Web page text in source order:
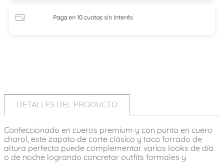
Paga en 10 cuotassin interés
DETALLES DEL PRODUCTO
Confeccionado en cueros premium y con punta en cuero
charol, este zapato de corte clásico y taco forrado de
altura perfecta puede complementar varios looks de día
o de noche logrando concretar outfits formales y